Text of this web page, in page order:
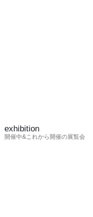
exhibition
開催中&これから開催の展覧会